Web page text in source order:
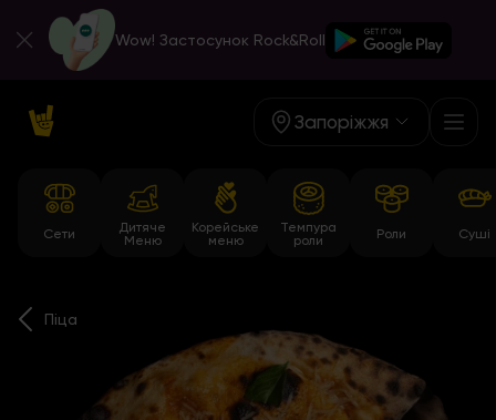
Wow! Застосунок Rock&Roll
Запоріжжя
Сети
Дитяче
Меню
Корейське
меню
Темпура
роли
Роли Суші
Піца